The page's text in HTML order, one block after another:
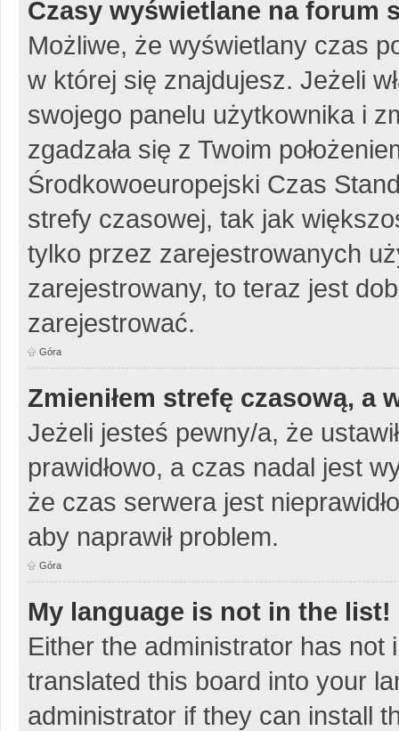
Czasy wyświetlane na forum
Możliwe, że wyświetlany czas
w której się znajdujesz. Jeżeli
swojego panelu użytkownika i
zgadzała się z Twoim
Środkowoeuropejski Czas
strefy czasowej, tak jak
tylko przez zarejestrowanych
zarejestrowany, to teraz jest
zarejestrować.
Góra
Zmieniłem strefę czasową, a
Jeżeli jesteś pewny/a, że
prawidłowo, a czas nadal jest
że czas serwera jest
aby naprawił problem.
Góra
My language is not in the list!
Either the administrator has
translated this board into your
administrator if they can install